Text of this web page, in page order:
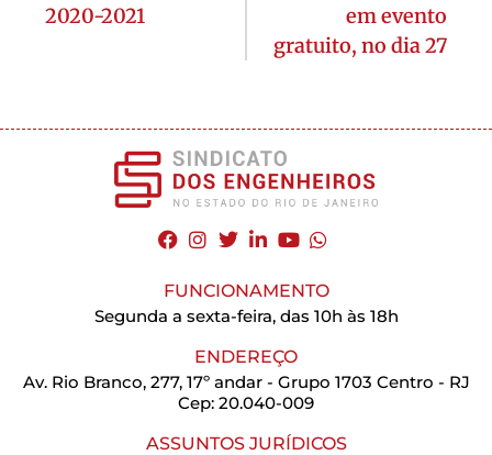
2020-2021
em evento
gratuito, no dia 27
FUNCIONAMENTO
Segunda a sexta-feira, das 10h às 18h
ENDEREÇO
Av. Rio Branco, 277, 17º andar - Grupo 1703 Centro - RJ
Cep: 20.040-009
ASSUNTOS JURÍDICOS